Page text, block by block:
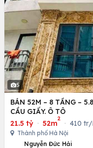
5
BÁN 52M – 8 TẦNG –
CẦU GIẤY. Ô TÔ
21.5 tỷ · 52m
2
· 410
Thành phố Hà Nội
Nguyễn Đức Hải